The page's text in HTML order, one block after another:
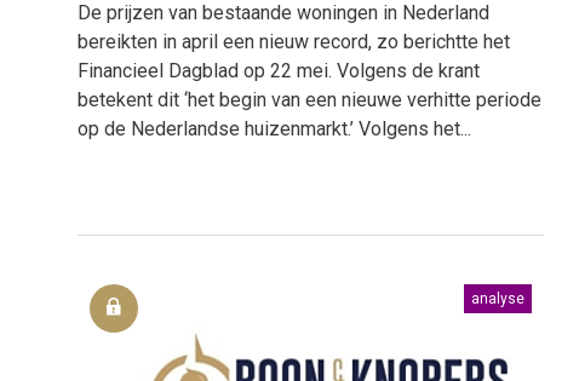
De prijzen van bestaande woningen in Nederland
bereikten in april een nieuw record, zo berichtte het
Financieel Dagblad op 22 mei. Volgens de krant
betekent dit ‘het begin van een nieuwe verhitte periode
op de Nederlandse huizenmarkt.’ Volgens het...
analyse